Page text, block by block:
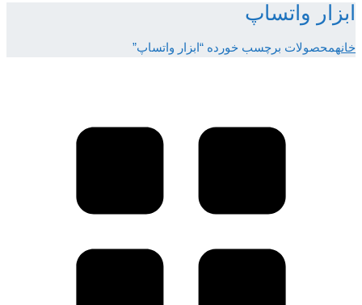
ابزار واتساپ
خانهمحصولات برچسب خورده “ابزار واتساپ”